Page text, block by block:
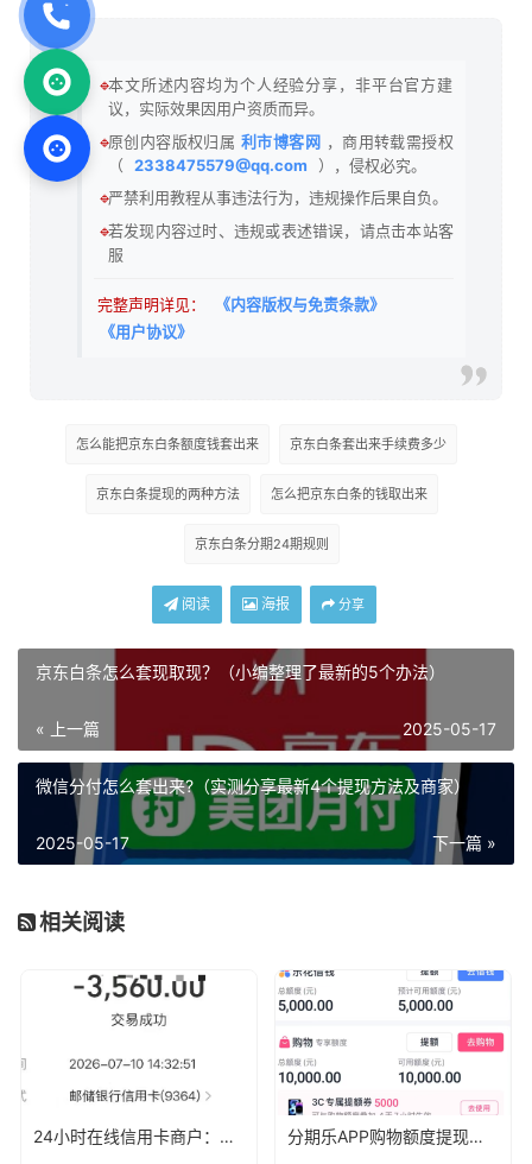
🔹本文所述内容均为个人经验分享，非平台官方建
议，实际效果因用户资质而异。
🔹原创内容版权归属 利市博客网 ，商用转载需授权
（
2338475579@qq.com
），侵权必究。
🔹严禁利用教程从事违法行为，违规操作后果自负。
🔹若发现内容过时、违规或表述错误，请点击本站客
服
完整声明详见：
《内容版权与免责条款》
《用户协议》
怎么能把京东白条额度钱套出来 京东白条套出来手续费多少
京东白条提现的两种方法 怎么把京东白条的钱取出来
京东白条分期24期规则
阅读 海报 分享
京东白条怎么套现取现？（小编整理了最新的5个办法）
« 上一篇 2025-05-17
微信分付怎么套出来?（实测分享最新4个提现方法及商家）
下一篇 »
2025-05-17
相关阅读
24小时在线信用卡商户：刷卡秒到账，轻松无忧 分期乐APP购物额度提现教程：让你轻松变现！